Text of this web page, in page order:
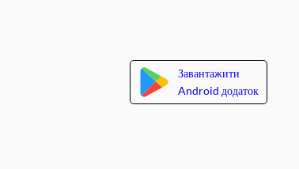
Завантажити
Android додаток